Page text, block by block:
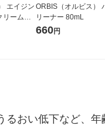
エイジン
リーム
40g ×2
ORBIS（オルビス）
リーナー 80mL
660円
るおい低下など、